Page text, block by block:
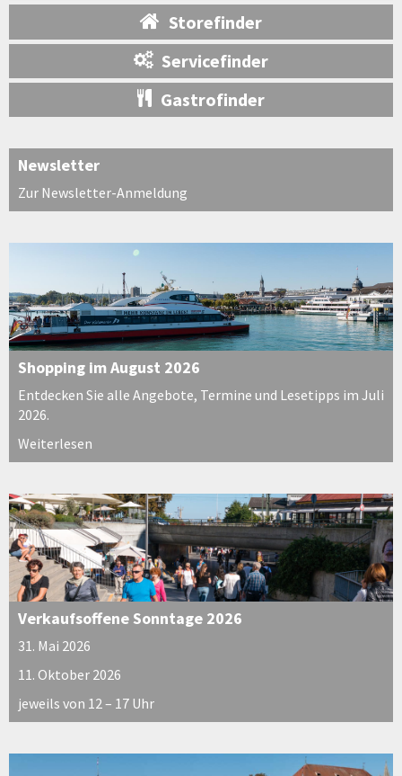
Storefinder
Servicefinder
Gastrofinder
Newsletter
Zur Newsletter-Anmeldung
Shopping im August 2026
Entdecken Sie alle Angebote, Termine und Lesetipps im Juli
2026.
Weiterlesen
Verkaufsoffene Sonntage 2026
31. Mai 2026
11. Oktober 2026
jeweils von 12 – 17 Uhr